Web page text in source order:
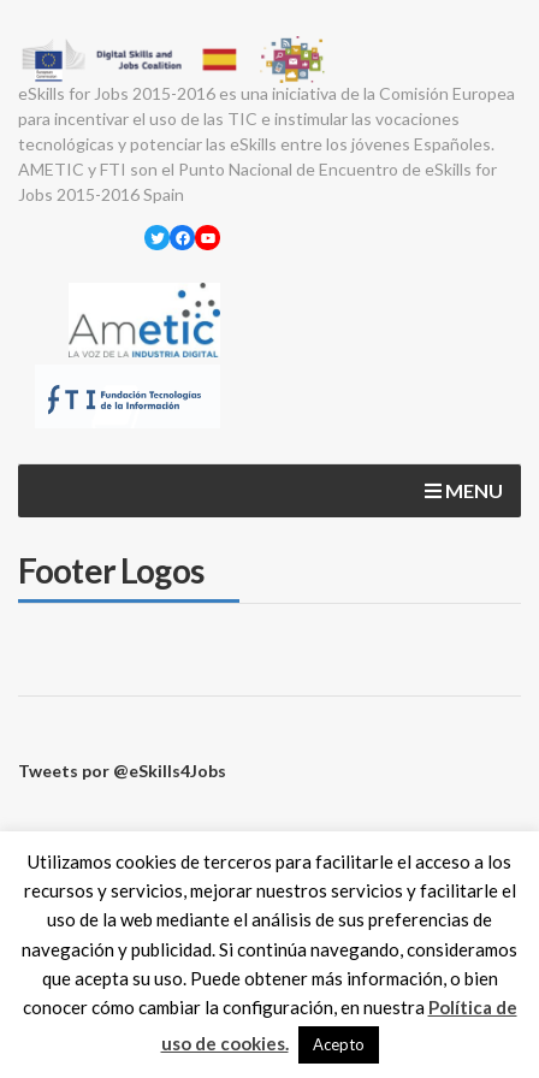
eSkills for Jobs 2015-2016 es una iniciativa de la Comisión Europea
para incentivar el uso de las TIC e instimular las vocaciones
tecnológicas y potenciar las eSkills entre los jóvenes Españoles.
AMETIC y FTI son el Punto Nacional de Encuentro de eSkills for
Jobs 2015-2016 Spain
Twitter
Facebook
YouTube
MENU
Footer Logos
Tweets por @eSkills4Jobs
Digital Skills ES 2017 SPAIN |
Política de Cookies
Utilizamos cookies de terceros para facilitarle el acceso a los
recursos y servicios, mejorar nuestros servicios y facilitarle el
uso de la web mediante el análisis de sus preferencias de
navegación y publicidad. Si continúa navegando, consideramos
que acepta su uso. Puede obtener más información, o bien
conocer cómo cambiar la configuración, en nuestra Política de
uso de cookies.
Acepto